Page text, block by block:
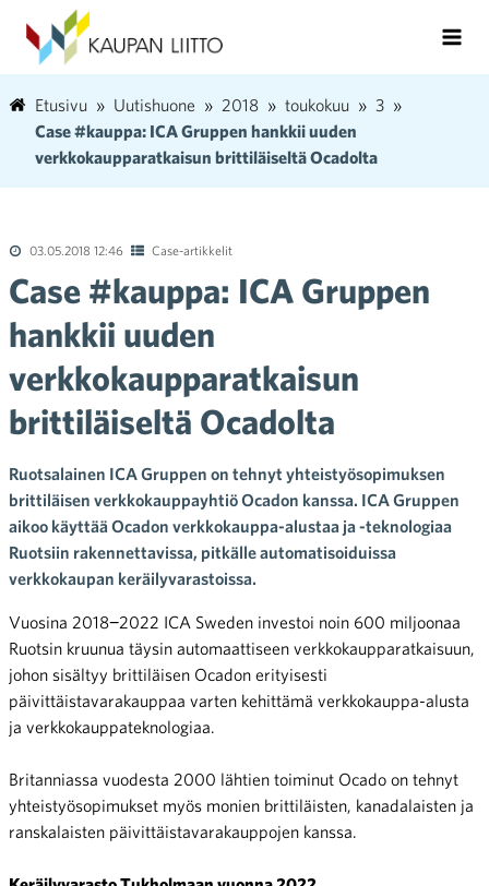
Etusivu Uutishuone 2018 toukokuu
3
Case #kauppa: ICA Gruppen hankkii uuden
verkkokaupparatkaisun brittiläiseltä Ocadolta
03.05.2018 12:46 Case-artikkelit
Case #kauppa: ICA Gruppen
hankkii uuden
verkkokaupparatkaisun
brittiläiseltä Ocadolta
Ruotsalainen ICA Gruppen on tehnyt yhteistyösopimuksen
brittiläisen verkkokauppayhtiö Ocadon kanssa. ICA Gruppen
aikoo käyttää Ocadon verkkokauppa-alustaa ja -teknologiaa
Ruotsiin rakennettavissa, pitkälle automatisoiduissa
verkkokaupan keräilyvarastoissa.
Vuosina 2018−2022 ICA Sweden investoi noin 600 miljoonaa
Ruotsin kruunua täysin automaattiseen verkkokaupparatkaisuun,
johon sisältyy brittiläisen Ocadon erityisesti
päivittäistavarakauppaa varten kehittämä verkkokauppa-alusta
ja verkkokauppateknologiaa.
Britanniassa vuodesta 2000 lähtien toiminut Ocado on tehnyt
yhteistyösopimukset myös monien brittiläisten, kanadalaisten ja
ranskalaisten päivittäistavarakauppojen kanssa.